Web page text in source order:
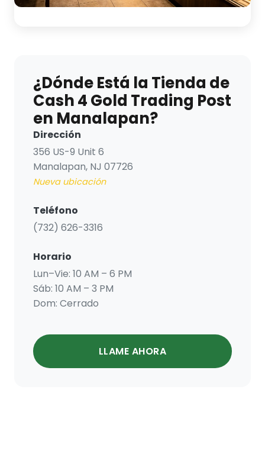
¿Dónde Está la Tienda de
Cash 4 Gold Trading Post
en Manalapan?
Dirección
356 US-9 Unit 6
Manalapan, NJ 07726
Nueva ubicación
Teléfono
(732) 626-3316
Horario
Lun–Vie: 10 AM – 6 PM
Sáb: 10 AM – 3 PM
Dom: Cerrado
LLAME AHORA